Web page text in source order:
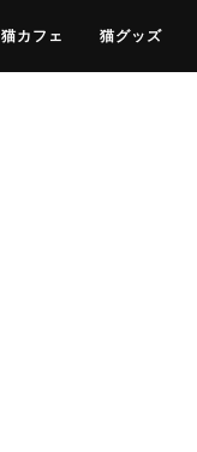
猫カフェ 猫グッズ